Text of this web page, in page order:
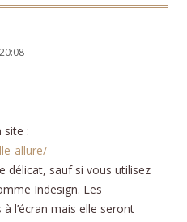
site :
allure/
délicat, sauf si vous utilisez
Indesign. Les
l’écran mais elle seront